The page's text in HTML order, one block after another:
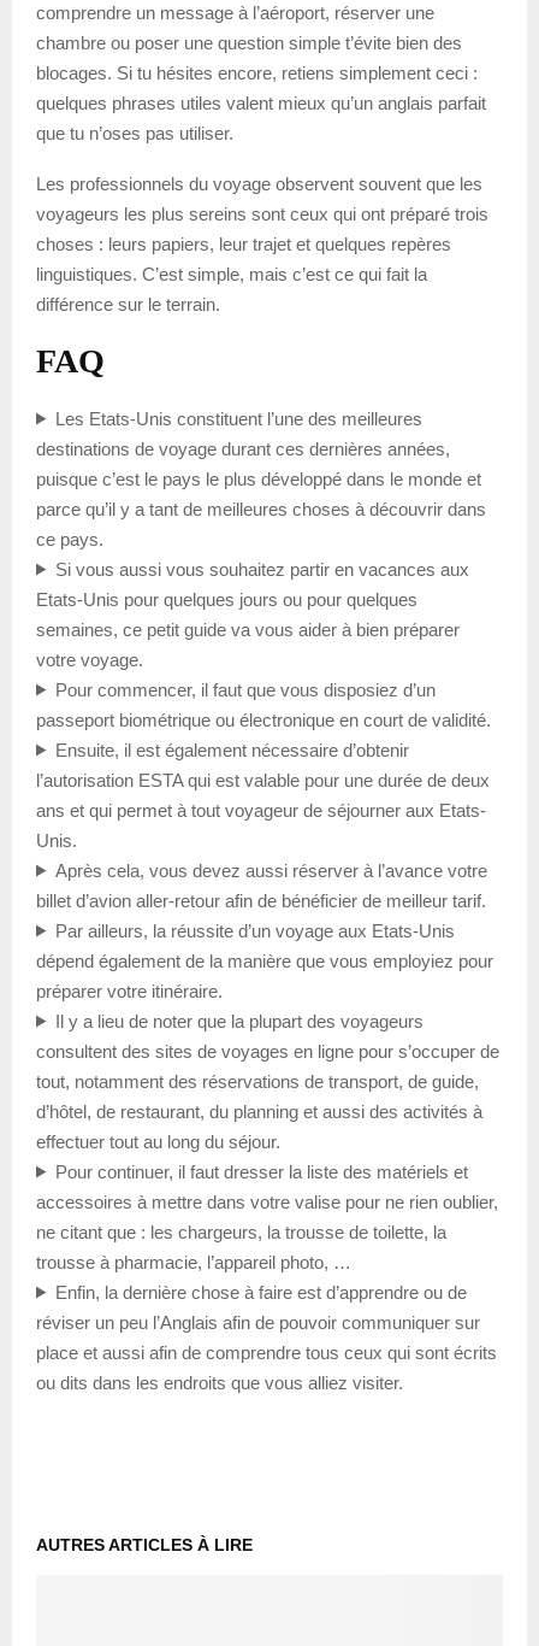
comprendre un message à l’aéroport, réserver une
chambre ou poser une question simple t’évite bien des
blocages. Si tu hésites encore, retiens simplement ceci :
quelques phrases utiles valent mieux qu’un anglais parfait
que tu n’oses pas utiliser.
Les professionnels du voyage observent souvent que les
voyageurs les plus sereins sont ceux qui ont préparé trois
choses : leurs papiers, leur trajet et quelques repères
linguistiques. C’est simple, mais c’est ce qui fait la
différence sur le terrain.
FAQ
Les Etats-Unis constituent l’une des meilleures
destinations de voyage durant ces dernières années,
puisque c’est le pays le plus développé dans le monde et
parce qu’il y a tant de meilleures choses à découvrir dans
ce pays.
Si vous aussi vous souhaitez partir en vacances aux
Etats-Unis pour quelques jours ou pour quelques
semaines, ce petit guide va vous aider à bien préparer
votre voyage.
Pour commencer, il faut que vous disposiez d’un
passeport biométrique ou électronique en court de validité.
Ensuite, il est également nécessaire d’obtenir
l’autorisation ESTA qui est valable pour une durée de deux
ans et qui permet à tout voyageur de séjourner aux Etats-
Unis.
Après cela, vous devez aussi réserver à l’avance votre
billet d’avion aller-retour afin de bénéficier de meilleur tarif.
Par ailleurs, la réussite d’un voyage aux Etats-Unis
dépend également de la manière que vous employiez pour
préparer votre itinéraire.
Il y a lieu de noter que la plupart des voyageurs
consultent des sites de voyages en ligne pour s’occuper de
tout, notamment des réservations de transport, de guide,
d’hôtel, de restaurant, du planning et aussi des activités à
effectuer tout au long du séjour.
Pour continuer, il faut dresser la liste des matériels et
accessoires à mettre dans votre valise pour ne rien oublier,
ne citant que : les chargeurs, la trousse de toilette, la
trousse à pharmacie, l’appareil photo, …
Enfin, la dernière chose à faire est d’apprendre ou de
réviser un peu l’Anglais afin de pouvoir communiquer sur
place et aussi afin de comprendre tous ceux qui sont écrits
ou dits dans les endroits que vous alliez visiter.
AUTRES ARTICLES À LIRE